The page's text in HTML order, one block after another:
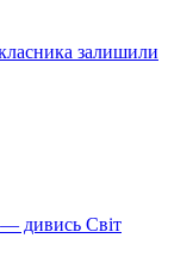
залишили
дивись Світ